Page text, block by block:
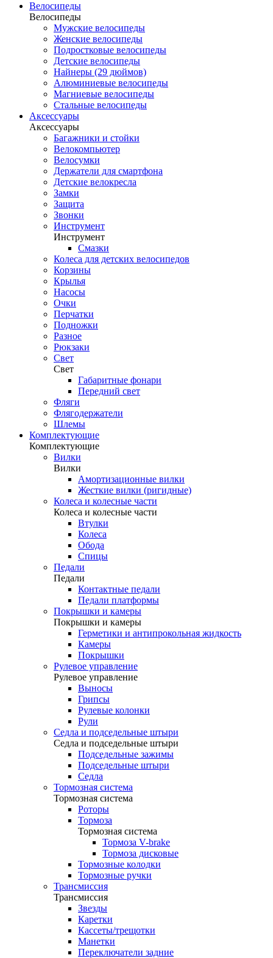
Велосипеды
Велосипеды
Мужские велосипеды
Женские велосипеды
Подростковые велосипеды
Детские велосипеды
Найнеры (29 дюймов)
Алюминиевые велосипеды
Магниевые велосипеды
Стальные велосипеды
Аксессуары
Аксессуары
Багажники и стойки
Велокомпьютер
Велосумки
Держатели для смартфона
Детские велокресла
Замки
Защита
Звонки
Инструмент
Инструмент
Смазки
Колеса для детских велосипедов
Корзины
Крылья
Насосы
Очки
Перчатки
Подножки
Разное
Рюкзаки
Свет
Свет
Габаритные фонари
Передний свет
Фляги
Флягодержатели
Шлемы
Комплектующие
Комплектующие
Вилки
Вилки
Амортизационные вилки
Жесткие вилки (ригидные)
Колеса и колесные части
Колеса и колесные части
Втулки
Колеса
Обода
Спицы
Педали
Педали
Контактные педали
Педали платформы
Покрышки и камеры
Покрышки и камеры
Герметики и антипрокольная жидкость
Камеры
Покрышки
Рулевое управление
Рулевое управление
Выносы
Грипсы
Рулевые колонки
Рули
Седла и подседельные штыри
Седла и подседельные штыри
Подседельные зажимы
Подседельные штыри
Седла
Тормозная система
Тормозная система
Роторы
Тормоза
Тормозная система
Тормоза V-brake
Тормоза дисковые
Тормозные колодки
Тормозные ручки
Трансмиссия
Трансмиссия
Звезды
Каретки
Кассеты/трещотки
Манетки
Переключатели задние